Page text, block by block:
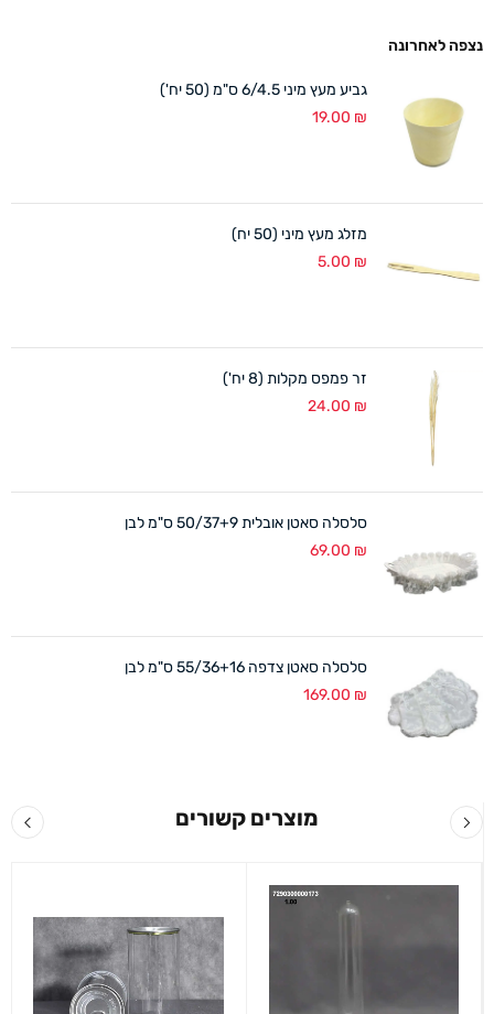
נצפה לאחרונה
גביע מעץ מיני 6/4.5 ס"מ (50 יח')
19.00 ₪
מזלג מעץ מיני (50 יח)
5.00 ₪
זר פמפס מקלות (8 יח')
24.00 ₪
סלסלה סאטן אובלית 50/37+9 ס"מ לבן
69.00 ₪
סלסלה סאטן צדפה 55/36+16 ס"מ לבן
169.00 ₪
מוצרים קשורים